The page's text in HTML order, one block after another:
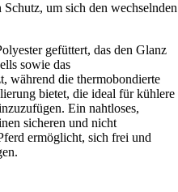
um sich den wechselnden
gefüttert, das den Glanz
sowie das
während die thermobondierte
bietet, die ideal für kühlere
Ein nahtloses,
sicheren und nicht
ermöglicht, sich frei und